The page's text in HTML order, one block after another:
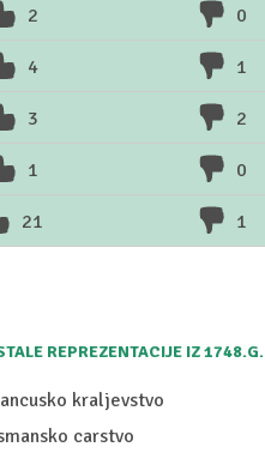
2 0
4 1
3 2
1 0
21 1
REPREZENTACIJE IZ 1748.G.
kraljevstvo
carstvo